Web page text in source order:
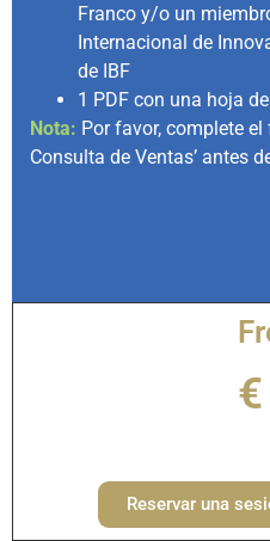
Franco y/o un
Internacional de
de IBF
1 PDF con una hoja
Nota: Por favor, complete
Consulta de Ventas’ antes
Reservar una